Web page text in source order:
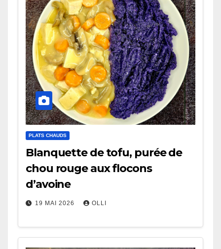
PLATS CHAUDS
Blanquette de tofu, purée de
chou rouge aux flocons
d’avoine
19 MAI 2026 OLLI